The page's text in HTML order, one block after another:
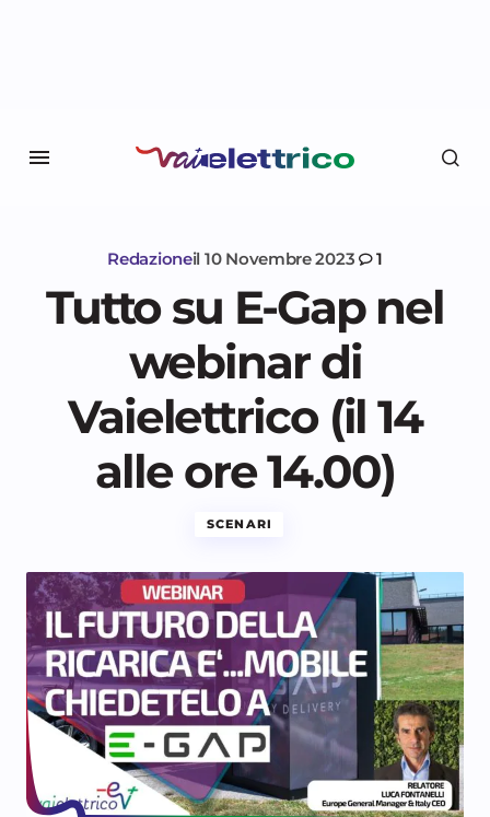
Redazioneil 10 Novembre 2023 1
Tutto su E-Gap nel
webinar di
Vaielettrico (il 14
alle ore 14.00)
SCENARI